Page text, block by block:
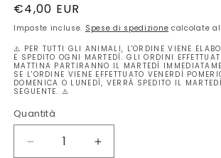
Prezzo
di
listino
€4,00 EUR
Imposte incluse. Spese di spedizione calcolate
⚠️ PER TUTTI GLI ANIMALI, L'ORDINE VIENE
E SPEDITO OGNI MARTEDÌ. GLI ORDINI
MATTINA PARTIRANNO IL MARTEDÌ
SE L'ORDINE VIENE EFFETTUATO VENERDÌ
DOMENICA O LUNEDÌ, VERRÀ SPEDITO IL
SEGUENTE. ⚠️
Quantità
Quantità
Diminuisci
Aumenta